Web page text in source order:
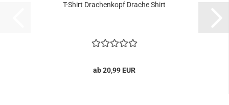
T-Shirt Drachenkopf Drache Shirt
ab 20,99 EUR